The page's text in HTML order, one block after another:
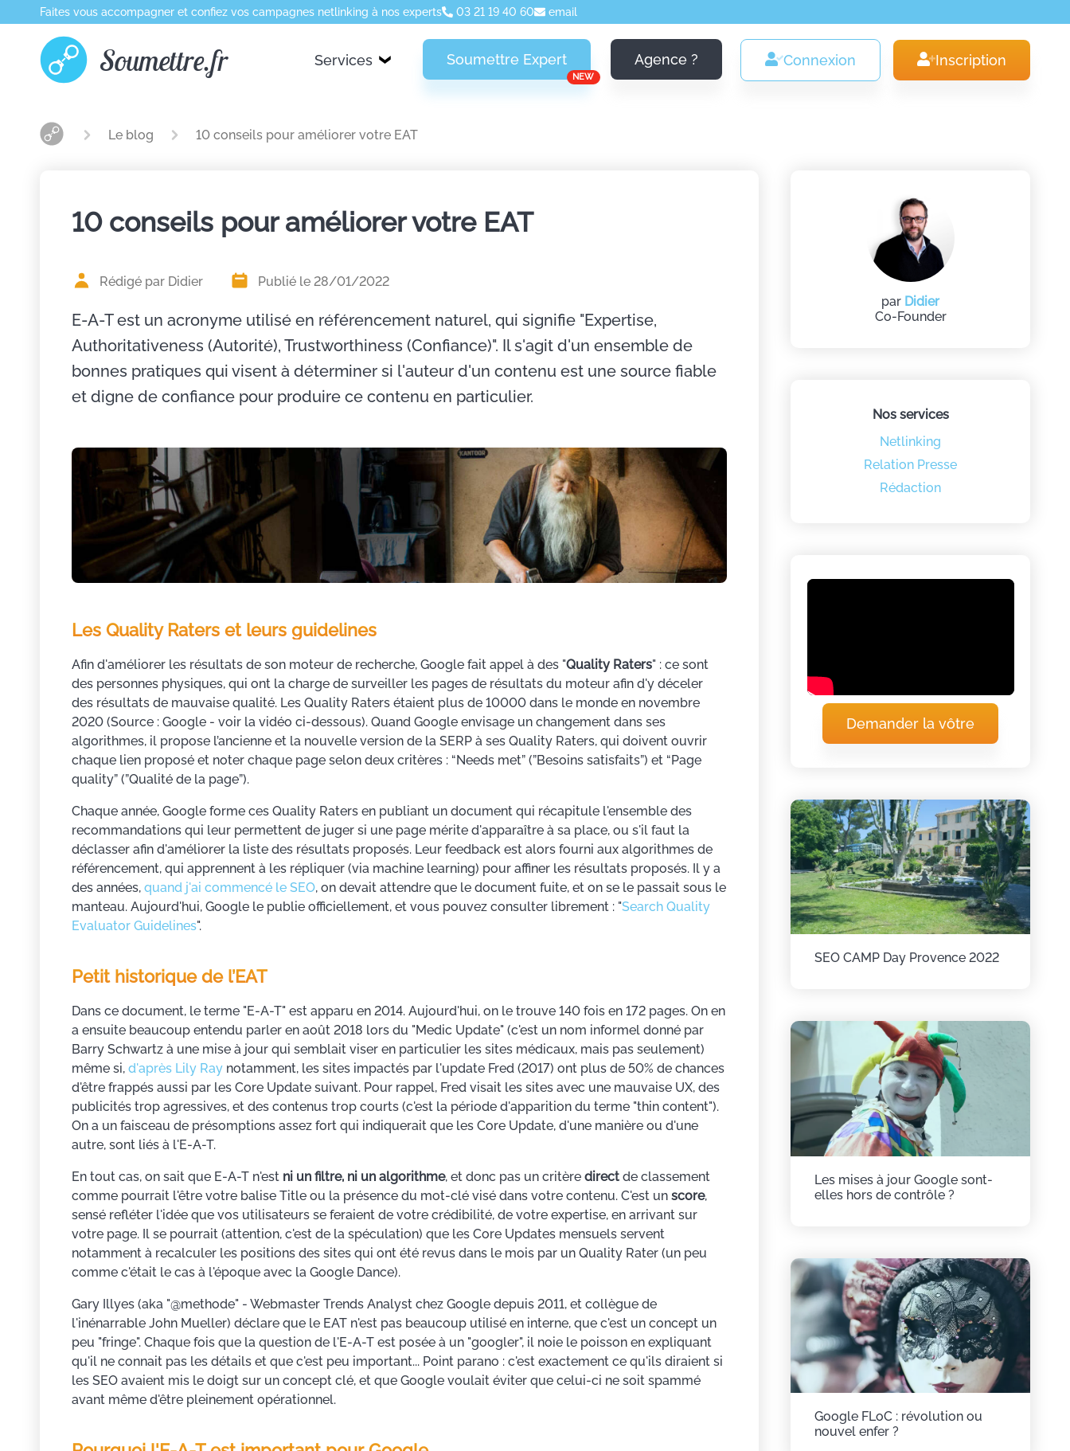
Faites vous accompagner et confiez vos campagnes netlinking à nos experts 03 21 19 40 60 email
Soumettre.fr Services Soumettre Expert
NEW
Agence ? Connexion Inscription
Le blog 10 conseils pour améliorer votre EAT
10 conseils pour améliorer votre EAT
Rédigé par Didier Publié le 28/01/2022
E-A-T est un acronyme utilisé en référencement naturel, qui signifie "Expertise,
Authoritativeness (Autorité), Trustworthiness (Confiance)". Il s'agit d'un ensemble de
bonnes pratiques qui visent à déterminer si l'auteur d'un contenu est une source fiable
et digne de confiance pour produire ce contenu en particulier.
Les Quality Raters et leurs guidelines
Afin d'améliorer les résultats de son moteur de recherche, Google fait appel à des "Quality Raters" : ce sont
des personnes physiques, qui ont la charge de surveiller les pages de résultats du moteur afin d'y déceler
des résultats de mauvaise qualité. Les Quality Raters étaient plus de 10000 dans le monde en novembre
2020 (Source : Google - voir la vidéo ci-dessous). Quand Google envisage un changement dans ses
algorithmes, il propose l’ancienne et la nouvelle version de la SERP à ses Quality Raters, qui doivent ouvrir
chaque lien proposé et noter chaque page selon deux critères : “Needs met” (”Besoins satisfaits”) et “Page
quality” (”Qualité de la page”).
Chaque année, Google forme ces Quality Raters en publiant un document qui récapitule l'ensemble des
recommandations qui leur permettent de juger si une page mérite d'apparaître à sa place, ou s'il faut la
déclasser afin d'améliorer la liste des résultats proposés. Leur feedback est alors fourni aux algorithmes de
référencement, qui apprennent à les répliquer (via machine learning) pour affiner les résultats proposés. Il y a
des années, quand j'ai commencé le SEO, on devait attendre que le document fuite, et on se le passait sous le
manteau. Aujourd'hui, Google le publie officiellement, et vous pouvez consulter librement : "Search Quality
Evaluator Guidelines".
Petit historique de l’EAT
Dans ce document, le terme "E-A-T" est apparu en 2014. Aujourd'hui, on le trouve 140 fois en 172 pages. On en
a ensuite beaucoup entendu parler en août 2018 lors du "Medic Update" (c'est un nom informel donné par
Barry Schwartz à une mise à jour qui semblait viser en particulier les sites médicaux, mais pas seulement)
même si, d'après Lily Ray notamment, les sites impactés par l'update Fred (2017) ont plus de 50% de chances
d'être frappés aussi par les Core Update suivant. Pour rappel, Fred visait les sites avec une mauvaise UX, des
publicités trop agressives, et des contenus trop courts (c'est la période d'apparition du terme "thin content").
On a un faisceau de présomptions assez fort qui indiquerait que les Core Update, d'une manière ou d'une
autre, sont liés à l'E-A-T.
En tout cas, on sait que E-A-T n'est ni un filtre, ni un algorithme, et donc pas un critère direct de classement
comme pourrait l'être votre balise Title ou la présence du mot-clé visé dans votre contenu. C'est un score,
sensé refléter l'idée que vos utilisateurs se feraient de votre crédibilité, de votre expertise, en arrivant sur
votre page. Il se pourrait (attention, c'est de la spéculation) que les Core Updates mensuels servent
notamment à recalculer les positions des sites qui ont été revus dans le mois par un Quality Rater (un peu
comme c'était le cas à l'époque avec la Google Dance).
Gary Illyes (aka "@methode" - Webmaster Trends Analyst chez Google depuis 2011, et collègue de
l'inénarrable John Mueller) déclare que le EAT n'est pas beaucoup utilisé en interne, que c'est un concept un
peu "fringe". Chaque fois que la question de l'E-A-T est posée à un "googler", il noie le poisson en expliquant
qu'il ne connait pas les détails et que c'est peu important... Point parano : c'est exactement ce qu'ils diraient si
les SEO avaient mis le doigt sur un concept clé, et que Google voulait éviter que celui-ci ne soit spammé
avant même d'être pleinement opérationnel.
par Didier
Co-Founder
Nos services
Netlinking
Relation Presse
Rédaction
Demander la vôtre
SEO CAMP Day Provence 2022
Les mises à jour Google sont-
elles hors de contrôle ?
Google FLoC : révolution ou
nouvel enfer ?